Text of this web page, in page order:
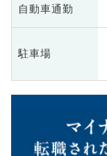
自動車通勤
駐車場